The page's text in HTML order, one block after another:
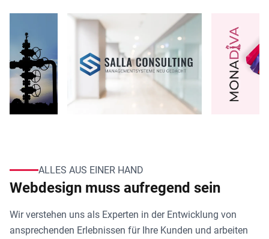
ALLES AUS EINER HAND
Webdesign muss aufregend sein
Wir verstehen uns als Experten in der Entwicklung von
ansprechenden Erlebnissen für Ihre Kunden und arbeiten